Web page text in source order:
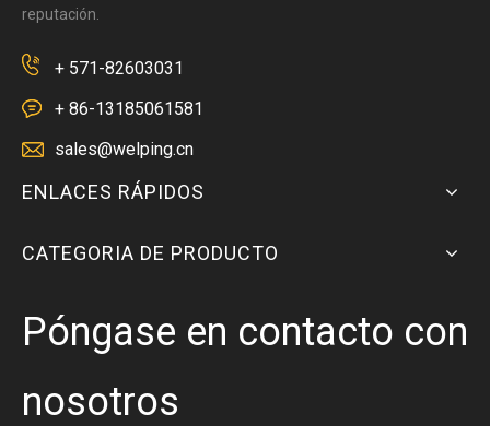
reputación.
+ 571-82603031
+ 86-13185061581
sales@welping.cn
ENLACES RÁPIDOS
CATEGORIA DE PRODUCTO
Póngase en contacto con
nosotros